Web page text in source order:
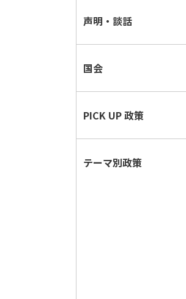
声明・談話
国会
PICK UP 政策
テーマ別政策